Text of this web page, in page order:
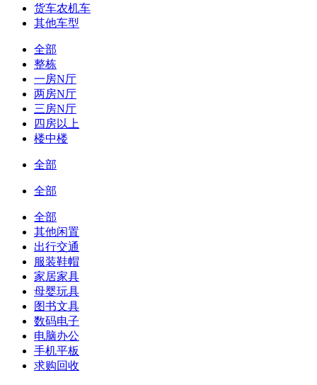
货车农机车
其他车型
全部
整栋
一房N厅
两房N厅
三房N厅
四房以上
楼中楼
全部
全部
全部
其他闲置
出行交通
服装鞋帽
家居家具
母婴玩具
图书文具
数码电子
电脑办公
手机平板
求购回收